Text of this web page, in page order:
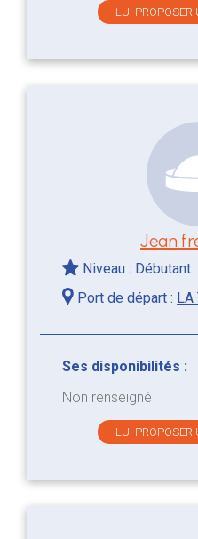
LUI PROPOSER
Jean
Niveau : Débutant
Port de départ : LA
Ses disponibilités :
Non renseigné
LUI PROPOSER